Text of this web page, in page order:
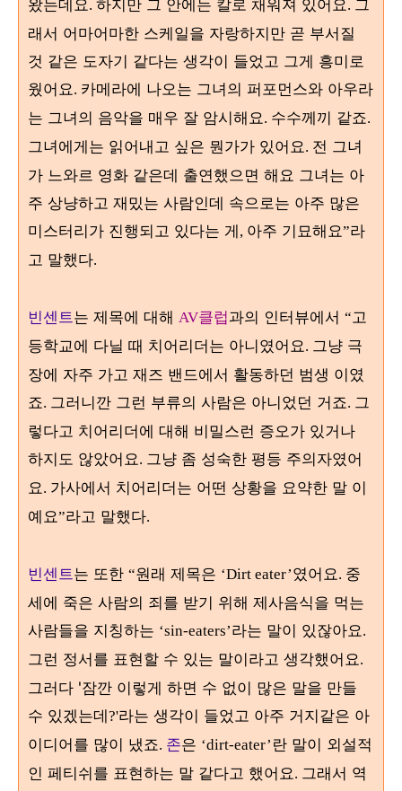
왔는데요. 하지만 그 안에는 칼로 채워져 있어요. 그
래서 어마어마한 스케일을 자랑하지만 곧 부서질
것 같은 도자기 같다는 생각이 들었고 그게 흥미로
웠어요. 카메라에 나오는 그녀의 퍼포먼스와 아우라
는 그녀의 음악을 매우 잘 암시해요. 수수께끼 같죠.
그녀에게는 읽어내고 싶은 뭔가가 있어요. 전 그녀
가 느와르 영화 같은데 출연했으면 해요 그녀는 아
주 상냥하고 재밌는 사람인데 속으로는 아주 많은
미스터리가 진행되고 있다는 게, 아주 기묘해요”라
고 말했다.
빈센트는 제목에 대해 AV클럽과의 인터뷰에서 “고
등학교에 다닐 때 치어리더는 아니였어요. 그냥 극
장에 자주 가고 재즈 밴드에서 활동하던 범생 이였
죠. 그러니깐 그런 부류의 사람은 아니었던 거죠. 그
렇다고 치어리더에 대해 비밀스런 증오가 있거나
하지도 않았어요. 그냥 좀 성숙한 평등 주의자였어
요. 가사에서 치어리더는 어떤 상황을 요약한 말 이
예요”라고 말했다.
빈센트는 또한 “원래 제목은 ‘Dirt eater’였어요. 중
세에 죽은 사람의 죄를 받기 위해 제사음식을 먹는
사람들을 지칭하는 ‘sin-eaters’라는 말이 있잖아요.
그런 정서를 표현할 수 있는 말이라고 생각했어요.
그러다 '잠깐 이렇게 하면 수 없이 많은 말을 만들
수 있겠는데?'라는 생각이 들었고 아주 거지같은 아
이디어를 많이 냈죠. 존은 ‘dirt-eater’ 란 말이 외설적
인 페티쉬를 표현하는 말 같다고 했어요. 그래서 역